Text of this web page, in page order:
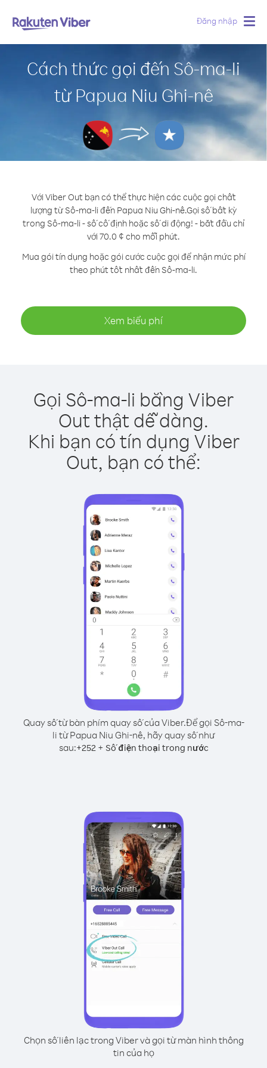
Đăng nhập
Cách thức gọi đến Sô-ma-li
từ Papua Niu Ghi-nê
Với Viber Out bạn có thể thực hiện các cuộc gọi chất
lượng từ Sô-ma-li đến Papua Niu Ghi-nê.Gọi số bất kỳ
trong Sô-ma-li - số cố định hoặc số di động! - bắt đầu chỉ
với 70.0 ¢ cho mỗi phút.
Mua gói tín dụng hoặc gói cước cuộc gọi để nhận mức phí
theo phút tốt nhất đến Sô-ma-li.
Xem biểu phí
Gọi Sô-ma-li bằng Viber
Out thật dễ dàng.
Khi bạn có tín dụng Viber
Out, bạn có thể:
Quay số từ bàn phím quay số của Viber.Để gọi Sô-ma-
li từ Papua Niu Ghi-nê, hãy quay số như
sau:+252+ Số điện thoại trong nước
Chọn số liên lạc trong Viber và gọi từ màn hình thông
tin của họ